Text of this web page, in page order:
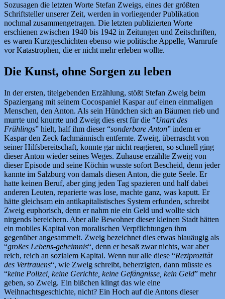
Sozusagen die letzten Worte Stefan Zweigs, eines der größten
Schriftsteller unserer Zeit, werden in vorliegender Publikation
nochmal zusammengetragen. Die letzten publizierten Worte
erschienen zwischen 1940 bis 1942 in Zeitungen und Zeitschriften,
es waren Kurzgeschichten ebenso wie politische Appelle, Warnrufe
vor Katastrophen, die er nicht mehr erleben wollte.
Die Kunst, ohne Sorgen zu leben
In der ersten, titelgebenden Erzählung, stößt Stefan Zweig beim
Spaziergang mit seinem Cocospaniel Kaspar auf einen einmaligen
Menschen, den Anton. Als sein Hündchen sich an Bäumen rieb und
murrte und knurrte und Zweig dies erst für die “Unart des
Frühlings” hielt, half ihm dieser “sonderbare Anton” indem er
Kaspar den Zeck fachmännisch entfernte. Zweig, überrascht von
seiner Hilfsbereitschaft, konnte gar nicht reagieren, so schnell ging
dieser Anton wieder seines Weges. Zuhause erzählte Zweig von
dieser Episode und seine Köchin wusste sofort Bescheid, denn jeder
kannte im Salzburg von damals diesen Anton, die gute Seele. Er
hatte keinen Beruf, aber ging jeden Tag spazieren und half dabei
anderen Leuten, reparierte was lose, machte ganz, was kaputt. Er
hätte gleichsam ein antikapitalistisches System erfunden, schreibt
Zweig euphorisch, denn er nahm nie ein Geld und wollte sich
nirgends bereichern. Aber alle Bewohner dieser kleinen Stadt hätten
ein mobiles Kapital von moralischen Verpflichtungen ihm
gegenüber angesammelt. Zweig bezeichnet dies etwas blauäugig als
“großes Lebens-geheimnis“, denn er besaß zwar nichts, war aber
reich, reich an sozialem Kapital. Wenn nur alle diese “Reziprozität
des Vertrauens“, wie Zweig schreibt, beherzigten, dann müsste es
“keine Polizei, keine Gerichte, keine Gefängnisse, kein Geld” mehr
geben, so Zweig. Ein bißchen klingt das wie eine
Weihnachtsgeschichte, nicht? Ein Hoch auf die Antons dieser